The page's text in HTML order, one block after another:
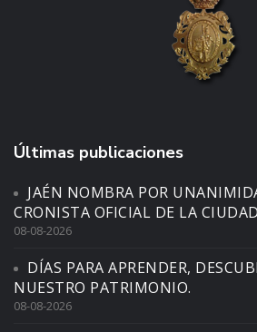
Últimas publicaciones
JAÉN NOMBRA POR
CRONISTA OFICIAL DE LA CIUDAD
08-08-2026
DÍAS PARA APRENDER,
NUESTRO PATRIMONIO.
08-08-2026